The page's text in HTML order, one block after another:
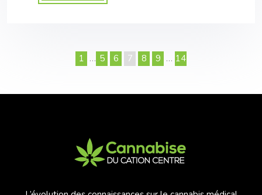
1 … 5 6 7 8 9 … 14